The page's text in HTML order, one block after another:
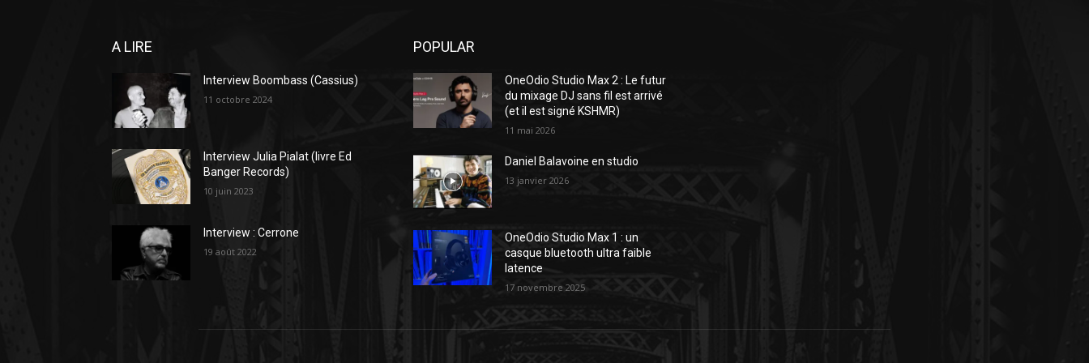
A LIRE
Interview Boombass (Cassius)
11 octobre 2024
Interview Julia Pialat (livre Ed
Banger Records)
10 juin 2023
Interview : Cerrone
19 août 2022
POPULAR
OneOdio Studio Max 2 : Le futur
du mixage DJ sans fil est arrivé
(et il est signé KSHMR)
11 mai 2026
Daniel Balavoine en studio
13 janvier 2026
OneOdio Studio Max 1 : un
casque bluetooth ultra faible
latence
17 novembre 2025